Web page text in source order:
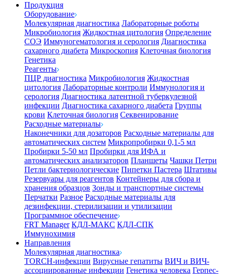
Продукция
Оборудование
Молекулярная диагностика Лабораторные роботы
Микробиология Жидкостная цитология Определение
СОЭ Иммуногематология и серология Диагностика
сахарного диабета Микроскопия Клеточная биология
Генетика
Реагенты
ПЦР диагностика Микробиология Жидкостная
цитология Лабораторные контроли Иммунология и
серология Диагностика латентной туберкулезной
инфекции Диагностика сахарного диабета Группы
крови Клеточная биология Секвенирование
Расходные материалы
Наконечники для дозаторов Расходные материалы для
автоматических систем Микропробирки 0,1-5 мл
Пробирки 5-50 мл Пробирки для ИФА и
автоматических анализаторов Планшеты Чашки Петри
Петли бактериологические Пипетки Пастера Штативы
Резервуары для реагентов Контейнеры для сбора и
хранения образцов Зонды и транспортные системы
Перчатки Разное Расходные материалы для
дезинфекции, стерилизации и утилизации
Программное обеспечение
FRT Manager КДЛ-МАКС КДЛ-СПК
Иммунохимия
Направления
Молекулярная диагностика
TORCH-инфекции Вирусные гепатиты ВИЧ и ВИЧ-
ассоциированные инфекции Генетика человека Герпес-